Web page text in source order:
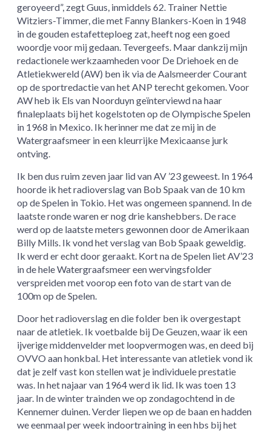
geroyeerd”, zegt Guus, inmiddels 62. Trainer Nettie
Witziers-Timmer, die met Fanny Blankers-Koen in 1948
in de gouden estafetteploeg zat, heeft nog een goed
woordje voor mij gedaan. Tevergeefs. Maar dankzij mijn
redactionele werkzaamheden voor De Driehoek en de
Atletiekwereld (AW) ben ik via de Aalsmeerder Courant
op de sportredactie van het ANP terecht gekomen. Voor
AW heb ik Els van Noorduyn geïnterviewd na haar
finaleplaats bij het kogelstoten op de Olympische Spelen
in 1968 in Mexico. Ik herinner me dat ze mij in de
Watergraafsmeer in een kleurrijke Mexicaanse jurk
ontving.
Ik ben dus ruim zeven jaar lid van AV ’23 geweest. In 1964
hoorde ik het radioverslag van Bob Spaak van de 10 km
op de Spelen in Tokio. Het was ongemeen spannend. In de
laatste ronde waren er nog drie kanshebbers. De race
werd op de laatste meters gewonnen door de Amerikaan
Billy Mills. Ik vond het verslag van Bob Spaak geweldig.
Ik werd er echt door geraakt. Kort na de Spelen liet AV’23
in de hele Watergraafsmeer een wervingsfolder
verspreiden met voorop een foto van de start van de
100m op de Spelen.
Door het radioverslag en die folder ben ik overgestapt
naar de atletiek. Ik voetbalde bij De Geuzen, waar ik een
ijverige middenvelder met loopvermogen was, en deed bij
OVVO aan honkbal. Het interessante van atletiek vond ik
dat je zelf vast kon stellen wat je individuele prestatie
was. In het najaar van 1964 werd ik lid. Ik was toen 13
jaar. In de winter trainden we op zondagochtend in de
Kennemer duinen. Verder liepen we op de baan en hadden
we eenmaal per week indoortraining in een hbs bij het